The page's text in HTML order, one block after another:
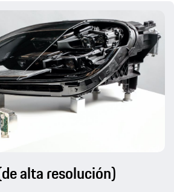
alta resolución)